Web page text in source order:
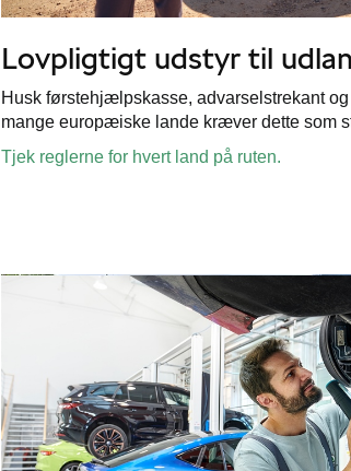
Lovpligtigt udstyr til
Husk førstehjælpskasse, advarselstrekant
mange europæiske lande kræver dette som
Tjek reglerne for hvert land på ruten.